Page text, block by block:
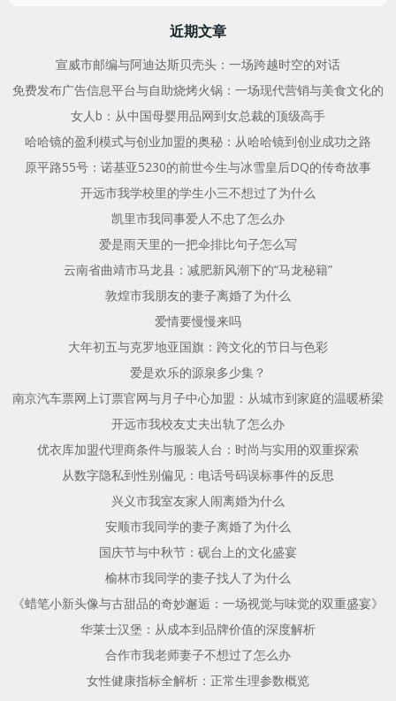
航
近期文章
宣威市邮编与阿迪达斯贝壳头：一场跨越时空的对话
免费发布广告信息平台与自助烧烤火锅：一场现代营销与美食文化的
女人b：从中国母婴用品网到女总裁的顶级高手
哈哈镜的盈利模式与创业加盟的奥秘：从哈哈镜到创业成功之路
原平路55号：诺基亚5230的前世今生与冰雪皇后DQ的传奇故事
开远市我学校里的学生小三不想过了为什么
凯里市我同事爱人不忠了怎么办
爱是雨天里的一把伞排比句子怎么写
云南省曲靖市马龙县：减肥新风潮下的“马龙秘籍”
敦煌市我朋友的妻子离婚了为什么
爱情要慢慢来吗
大年初五与克罗地亚国旗：跨文化的节日与色彩
爱是欢乐的源泉多少集？
南京汽车票网上订票官网与月子中心加盟：从城市到家庭的温暖桥梁
开远市我校友丈夫出轨了怎么办
优衣库加盟代理商条件与服装人台：时尚与实用的双重探索
从数字隐私到性别偏见：电话号码误标事件的反思
兴义市我室友家人闹离婚为什么
安顺市我同学的妻子离婚了为什么
国庆节与中秋节：砚台上的文化盛宴
榆林市我同学的妻子找人了为什么
《蜡笔小新头像与古甜品的奇妙邂逅：一场视觉与味觉的双重盛宴》
华莱士汉堡：从成本到品牌价值的深度解析
合作市我老师妻子不想过了怎么办
女性健康指标全解析：正常生理参数概览